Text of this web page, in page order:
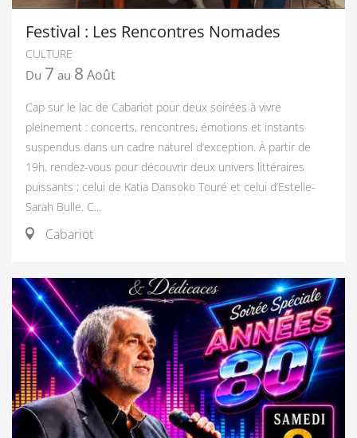
Festival : Les Rencontres Nomades
CULTURE
Du 7 au 8 Août
Cap sur le lac de Cabariot pour deux soirées à vivre
pleinement : concerts, rencontres, émotions et instants
suspendus dans un cadre naturel d’exception. À partir de
19h, rendez-vous pour découvrir deux univers littéraires
puissants ; celui de Katia Dansoko Touré et celui d’Estelle-
Sarah Bulle. C...
Cabariot